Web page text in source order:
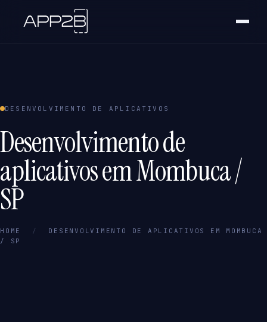
DESENVOLVIMENTO DE APLICATIVOS
Desenvolvimento de
aplicativos em Mombuca /
SP
HOME /
DESENVOLVIMENTO DE APLICATIVOS EM MOMBUCA
/ SP